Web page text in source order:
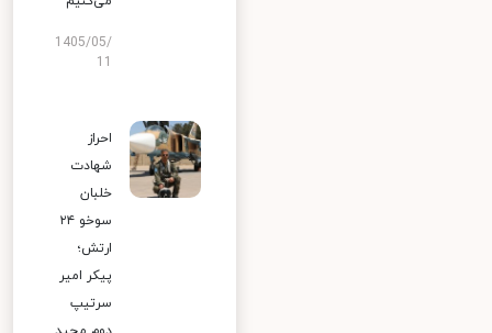
1405/05/
احراز
شهادت
خلبان
سوخو ۲۴
ارتش؛
پیکر امیر
سرتیپ